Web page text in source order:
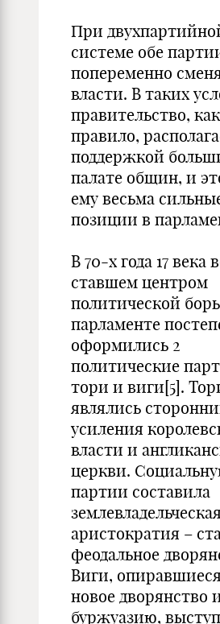
При
системе обе
попеременно
власти. В таких
правительство, как
правило,
поддержкой
палате общин, и
ему весьма
позиции в
В 70-х года 17 века
ставшем центром
политической
парламенте
оформились 2
политические
тори и виги[5].
являлись
усиления
власти и
церкви.
партии составила
аристократия –
феодальное
Виги,
новое дворянство
буржуазию,